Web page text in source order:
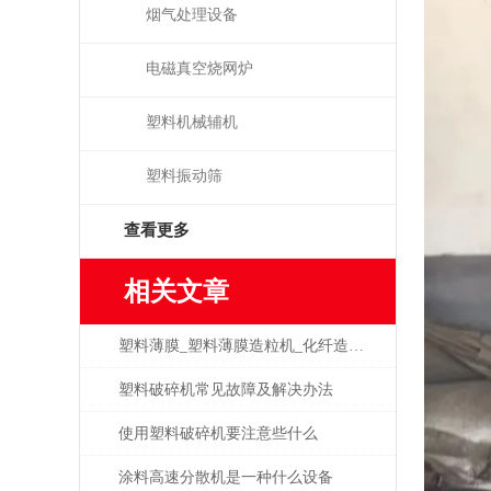
烟气处理设备
电磁真空烧网炉
塑料机械辅机
塑料振动筛
查看更多
相关文章
塑料薄膜_塑料薄膜造粒机_化纤造粒机简介
塑料破碎机常见故障及解决办法
使用塑料破碎机要注意些什么
涂料高速分散机是一种什么设备